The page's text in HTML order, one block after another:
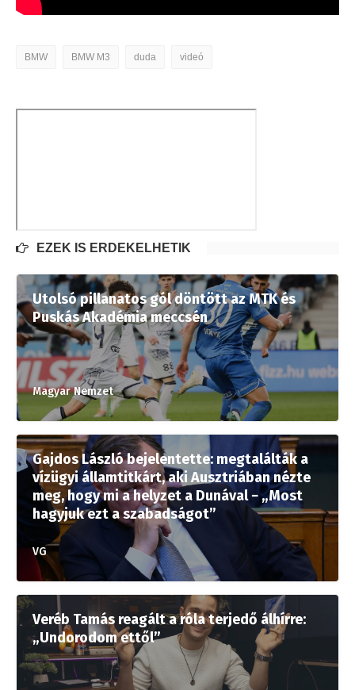
BMW BMW M3 duda videó
EZEK IS ÉRDEKELHETIK
Utolsó pillanatos gól döntött az MTK és
Puskás Akadémia meccsén
Magyar Nemzet
Gajdos László bejelentette: megtalálták a
vízügyi államtitkárt, aki Ausztriában nézte
meg, hogy mi a helyzet a Dunával − „Most
hagyjuk ezt a szabadságot”
VG
Veréb Tamás reagált a róla terjedő álhírre:
„Undorodom ettől”